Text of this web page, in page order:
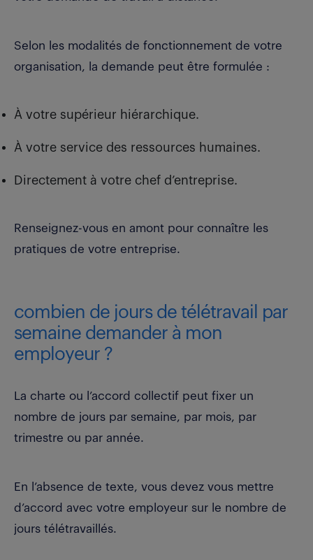
Selon les modalités de fonctionnement de votre
organisation, la demande peut être formulée :
À votre supérieur hiérarchique.
À votre service des ressources humaines.
Directement à votre chef d’entreprise.
Renseignez-vous en amont pour connaître les
pratiques de votre entreprise.
combien de jours de télétravail par
semaine demander à mon
employeur ?
La charte ou l’accord collectif peut fixer un
nombre de jours par semaine, par mois, par
trimestre ou par année.
En l’absence de texte, vous devez vous mettre
d’accord avec votre employeur sur le nombre de
jours télétravaillés.